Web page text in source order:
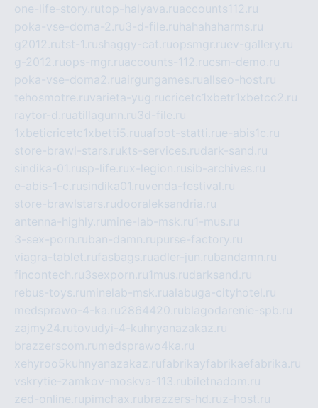
one-life-story.rutop-halyava.ruaccounts112.ru
poka-vse-doma-2.ru3-d-file.ru hahahaharms.ru
g2012.rutst-1.rushaggy-cat.ruopsmgr.ruev-gallery.ru
g-2012.ruops-mgr.ruaccounts-112.rucsm-demo.ru
poka-vse-doma2.ruairgungames.ruallseo-host.ru
tehosmotre.ruvarieta-yug.rucricetc1xbetr1xbetcc2.ru
raytor-d.ruatillagunn.ru3d-file.ru
1xbeticricetc1xbetti5.ruuafoot-statti.rue-abis1c.ru
store-brawl-stars.rukts-services.rudark-sand.ru
sindika-01.rusp-life.rux-legion.rusib-archives.ru
e-abis-1-c.rusindika01.ruvenda-festival.ru
store-brawlstars.rudooraleksandria.ru
antenna-highly.ru mine-lab-msk.ru1-mus.ru
3-sex-porn.ruban-damn.rupurse-factory.ru
viagra-tablet.rufasbags.ruadler-jun.rubandamn.ru
fincontech.ru3sexporn.ru1mus.rudarksand.ru
rebus-toys.ru minelab-msk.rualabuga-cityhotel.ru
medsprawo-4-ka.ru2864420.rublagodarenie-spb.ru
zajmy24.rutovudyi-4-kuhnyanazakaz.ru
brazzerscom.ru medsprawo4ka.ru
xehyroo5kuhnyanazakaz.rufabrikayfabrikaefabrika.ru
vskrytie-zamkov-moskva-113.rubiletnadom.ru
zed-online.rupimchax.rubrazzers-hd.ruz-host.ru